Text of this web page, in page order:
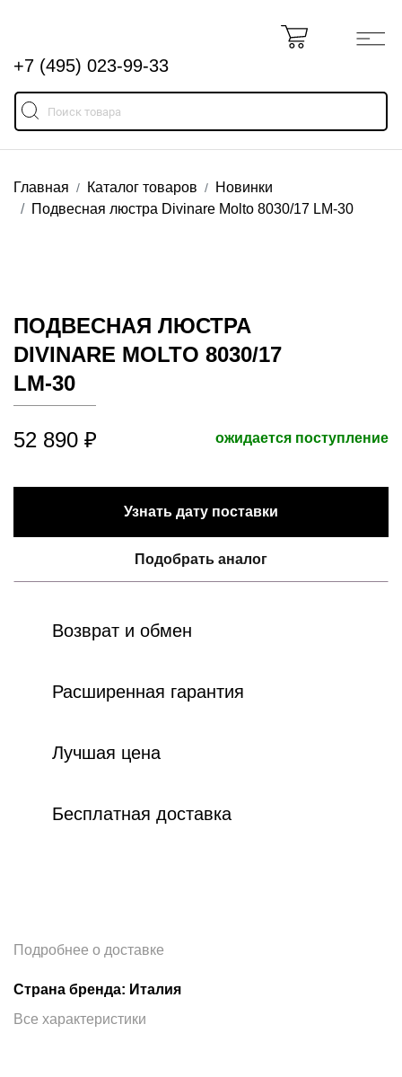
+7 (495) 023-99-33
Главная Каталог товаров
Новинки
Подвесная люстра Divinare Molto 8030/17 LM-30
ПОДВЕСНАЯ ЛЮСТРА
DIVINARE MOLTO 8030/17
LM-30
52 890 ₽ ожидается поступление
Узнать дату поставки
Подобрать аналог
Возврат и обмен
Расширенная гарантия
Лучшая цена
Бесплатная доставка
Подробнее о доставке
Страна бренда: Италия
Все характеристики